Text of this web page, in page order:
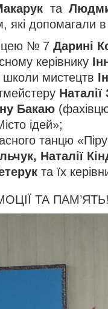
та
які допомагали
№ 7Дарині
керівнику
школи мистецтв
Наталії
Бакаю
ідей»;
танцю
Наталії
та їх
ТА